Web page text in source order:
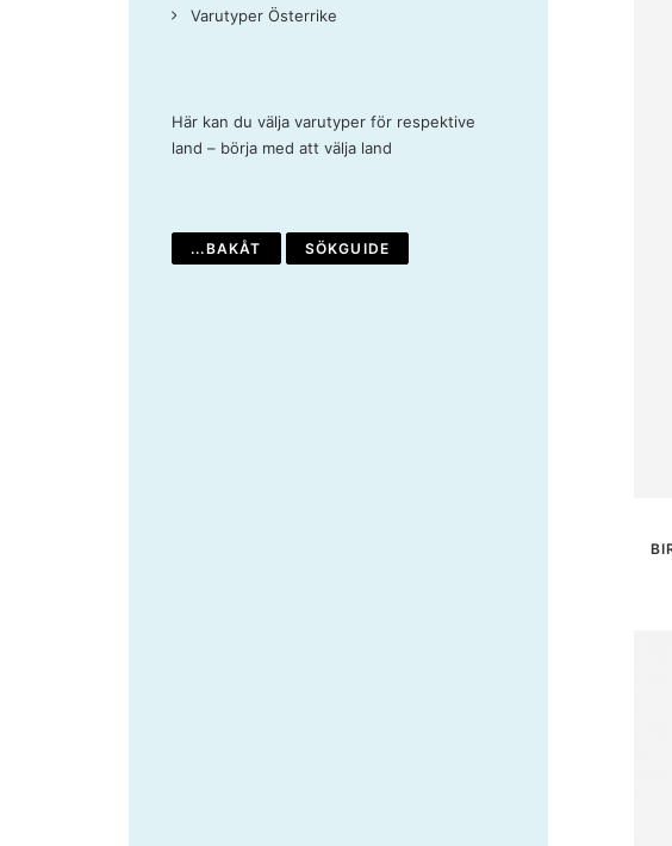
Varutyper Österrike
Här kan du välja varutyper för respektive
land – börja med att välja land